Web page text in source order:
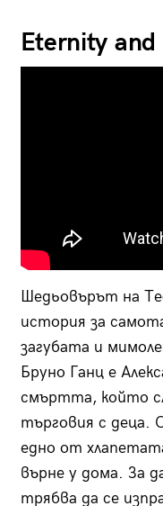
Eternity and
Шедьовърът на
история за
загубата и
Бруно Ганц е
смъртта, който
търговия с деца.
едно от
върне у дома. За
трябва да се